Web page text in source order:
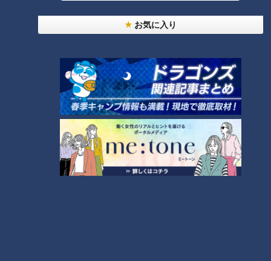
お気に入り
里井マスター：まるでアートですよね。こちらが『1mm和栗
ムと自家製さくさくメレンゲの上に、甘味と香り豊かな宮城県
産和栗のペーストを特殊な機械を使い、1mmで絞り出したア
ートのような栗ソフトです。
すごく繊細で、口の中でさぁ～っと溶けていく！